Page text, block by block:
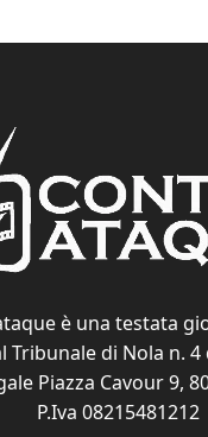
è una testata
Tribunale di Nola n. 4
Piazza Cavour 9,
P.Iva 08215481212